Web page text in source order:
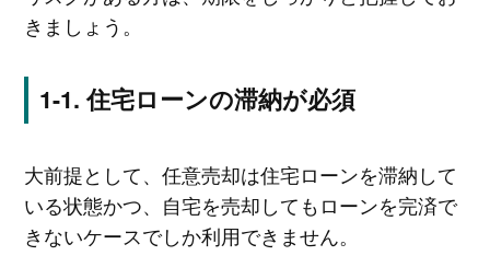
きましょう。
住宅ローンの滞納が必須
大前提として、任意売却は住宅ローンを滞納して
いる状態かつ、自宅を売却してもローンを完済で
きないケースでしか利用できません。